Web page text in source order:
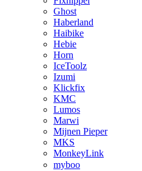
Ghost
Haberland
Haibike
Hebie
Horn
IceToolz
Izumi
Klickfix
KMC
Lumos
Marwi
Mijnen Pieper
MKS
MonkeyLink
myboo